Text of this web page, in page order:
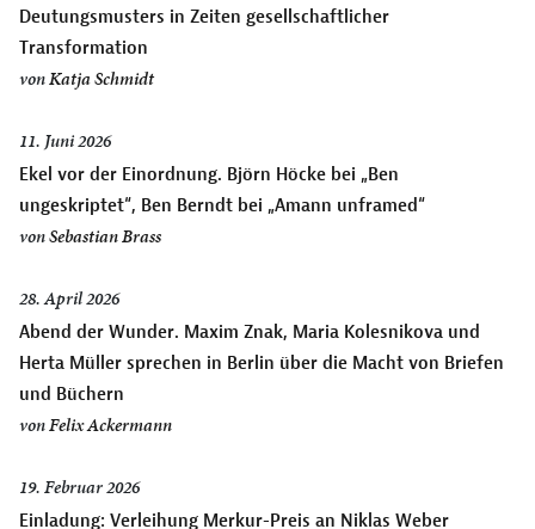
Deutungsmusters in Zeiten gesellschaftlicher
Transformation
vonKatja Schmidt
11. Juni 2026
Ekel vor der Einordnung. Björn Höcke bei „Ben
ungeskriptet“, Ben Berndt bei „Amann unframed“
vonSebastian Brass
28. April 2026
Abend der Wunder. Maxim Znak, Maria Kolesnikova und
Herta Müller sprechen in Berlin über die Macht von Briefen
und Büchern
vonFelix Ackermann
19. Februar 2026
Einladung: Verleihung Merkur-Preis an Niklas Weber